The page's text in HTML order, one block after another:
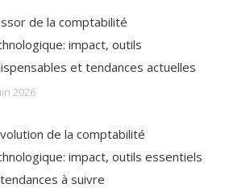
de la comptabilité
impact, outils
et tendances actuelles
2026
de la comptabilité
impact, outils essentiels
à suivre